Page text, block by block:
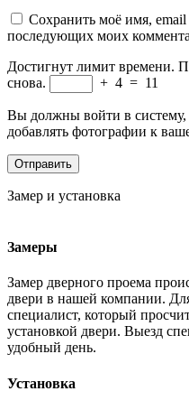
Сохранить моё имя, email
последующих моих
Достигнут лимит времени.
снова.
+ 4 = 11
Вы должны войти в
добавлять фотографии к
Замер и установка
Замеры
Замер дверного проема
двери в нашей компании.
специалист, который
установкой двери. Выезд
удобный день.
Установка